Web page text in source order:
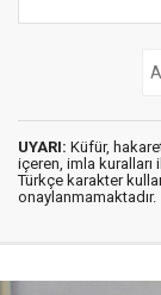
UYARI: Küfür,
içeren, imla kuralları
Türkçe karakter
onaylanmamaktadır.